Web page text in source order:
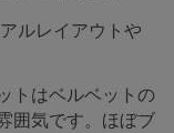
ルレイアウトや
トはベルベットの
囲気です。ほぼブ